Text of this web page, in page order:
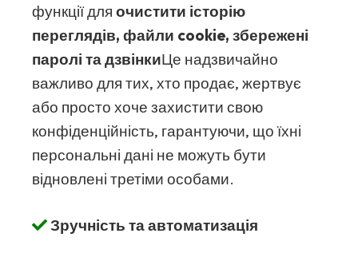
функції дляочистити історію
переглядів, файли cookie, збережені
паролі та дзвінкиЦе надзвичайно
важливо для тих, хто продає, жертвує
або просто хоче захистити свою
конфіденційність, гарантуючи, що їхні
персональні дані не можуть бути
відновлені третіми особами.
Зручність та автоматизація